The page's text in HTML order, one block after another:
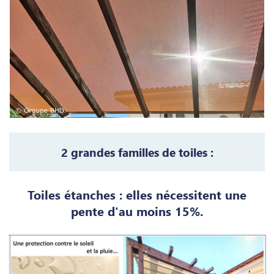
2 grandes familles de toiles :
Toiles étanches : elles nécessitent une
pente d'au moins 15%.